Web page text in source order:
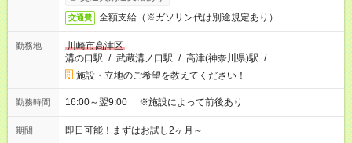
交通費 全額支給（※ガソリン代は別途規定あり）
勤務地
川崎市高津区
溝の口駅 / 武蔵溝ノ口駅 / 高津(神奈川県)駅 / …
施設・立地のご希望を教えてください！
勤務時間 16:00～翌9:00 ※施設によって前後あり
期間 即日可能！まずはお試し2ヶ月～